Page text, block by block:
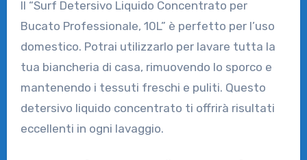
Il “Surf Detersivo Liquido Concentrato per
Bucato Professionale, 10L” è perfetto per l’uso
domestico. Potrai utilizzarlo per lavare tutta la
tua biancheria di casa, rimuovendo lo sporco e
mantenendo i tessuti freschi e puliti. Questo
detersivo liquido concentrato ti offrirà risultati
eccellenti in ogni lavaggio.